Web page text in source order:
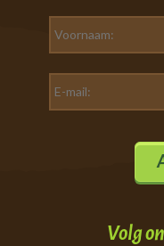
Volg